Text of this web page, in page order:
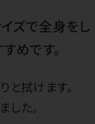
ズで全身をし
めです。
と拭けます。
た。